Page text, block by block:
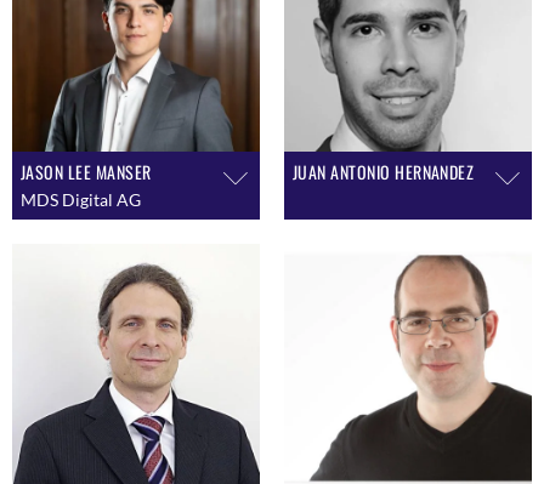
JASON LEE MANSER
MDS Digital AG
JUAN ANTONIO HERNANDEZ